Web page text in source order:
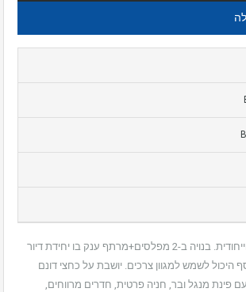
וילה פינתית מפוארת וייחודית. בנויה ב-2 מפלסים+מרתף ענק בו יחידת דיור
היכול לשמש למגוון צרכים. יושבת על כחצי דונם
פינת מנגל ובר, חניה פרטית, חדרים מרווחים,